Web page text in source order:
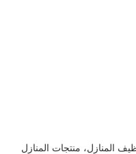
المنازل، منتجات المنازل